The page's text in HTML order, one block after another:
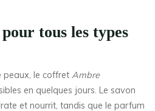
tous les types
peaux, le coffretAmbre
en quelques jours. Le savon
et nourrit, tandis que le parfum